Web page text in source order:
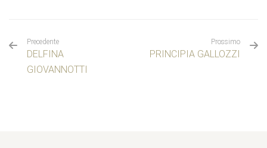
Precedente
DELFINA
GIOVANNOTTI
Prossimo
PRINCIPIA GALLOZZI